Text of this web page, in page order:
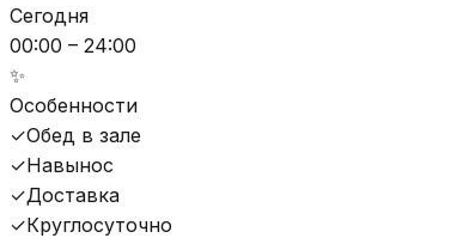
Сегодня
00:00 – 24:00
✨
Особенности
✓Обед в зале
✓Навынос
✓Доставка
✓Круглосуточно